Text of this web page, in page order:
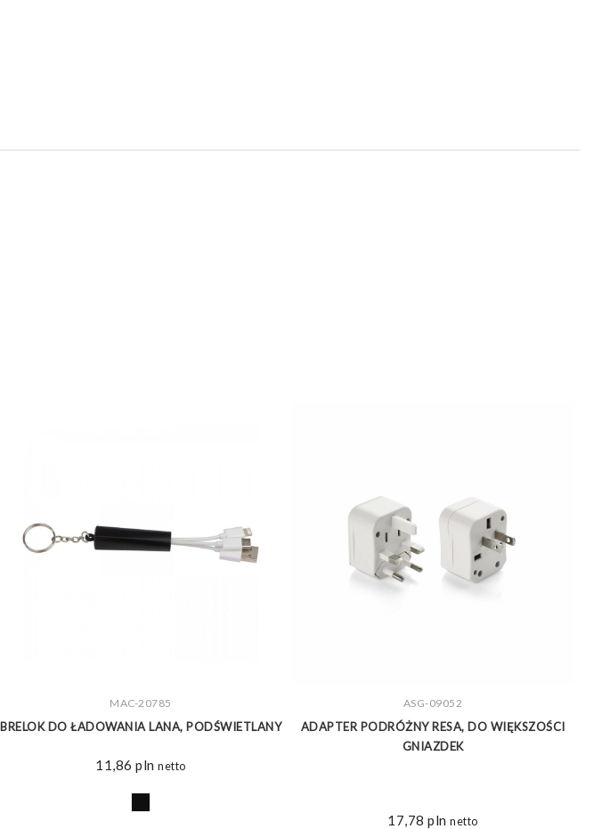
ZOBACZ WIĘCEJ
MAC-20785
BRELOK DO ŁADOWANIA LANA, PODŚWIETLANY
11,86pln netto
ZOBACZ WIĘCEJ
ASG-09052
ADAPTER PODRÓŻNY RESA, DO WIĘKSZOŚCI
GNIAZDEK
17,78pln netto